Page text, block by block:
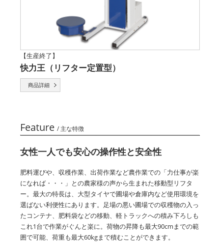
【生産終了】
快力王（リフター定置型）
商品詳細
Feature/ 主な特徴
女性一人でも安心の操作性と安全性
肥料運びや、収穫作業、出荷作業など農作業での「力仕事が楽
になれば・・・」との農家様の声から生まれた移動型リフタ
ー。最大の特長は、大型タイヤで圃場や倉庫内など使用環境を
選ばない利便性にあります。足場の悪い圃場での収穫物の入っ
たコンテナ、肥料袋などの移動、軽トラックへの積み下ろしも
これ1台で作業がぐんと楽に。荷物の昇降も最大90cmまでの範
囲で可能、荷重も最大60kgまで積むことができます。